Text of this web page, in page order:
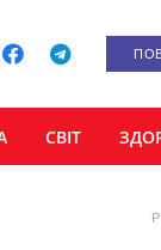
СВІТ